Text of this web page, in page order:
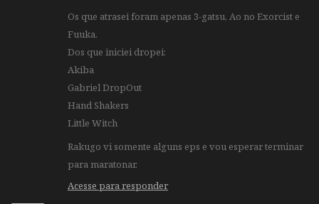
Os que atrasei foram apenas 3-gatsu, Ao no Exorcist e
Fuuka.
Dos que iniciei dropei:
Akiba
Gabriel DropOut
Hand Shakers
Little Witch
Rakugo vi somente alguns eps e vou esperar terminar
para maratonar.
Acesse para responder